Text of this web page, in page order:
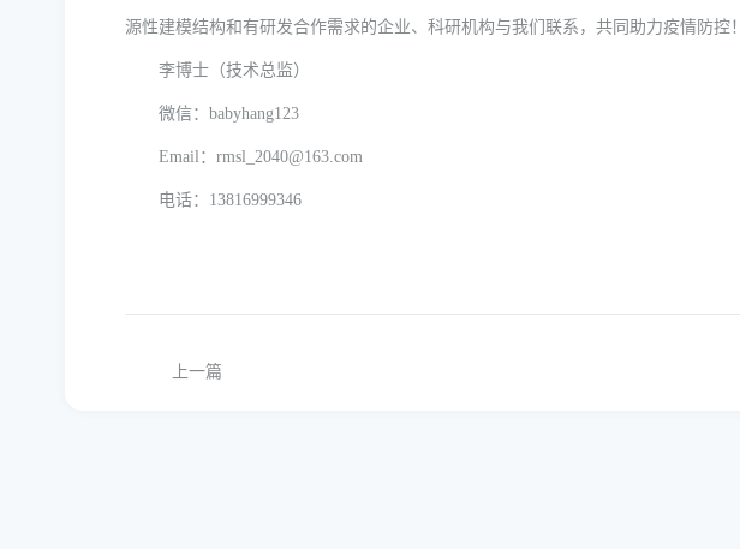
源性建模结构和有研发合作需求的企业、科研机构与我们联系，共同助力疫情防控！
李博士（技术总监）
微信：babyhang123
Email：rmsl_2040@163.com
电话：13816999346
上一篇